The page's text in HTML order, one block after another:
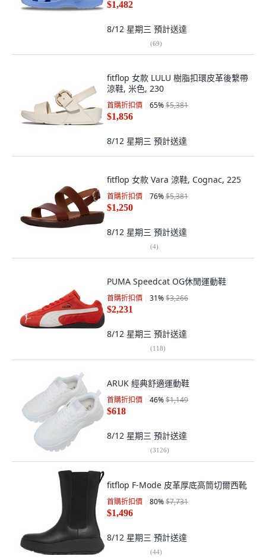
$1,482
8/12 星期三 預計送達
(69)
fitflop 女款 LULU 樹脂扣環皮革後繫帶
涼鞋, 米色, 230
首購折扣價 65%$5,381
$1,856
8/12 星期三 預計送達
fitflop 女款 Vara 涼鞋, Cognac, 225
首購折扣價 76%$5,381
$1,250
8/12 星期三 預計送達
(4)
PUMA Speedcat OG休閒運動鞋
首購折扣價 31%$3,266
$2,231
8/12 星期三 預計送達
(118)
ARUK 經典舒適運動鞋
首購折扣價 46%$1,149
$618
8/12 星期三 預計送達
(3126)
fitflop F-Mode 皮革厚底高筒切爾西靴
首購折扣價 80%$7,731
$1,496
8/12 星期三 預計送達
(44)